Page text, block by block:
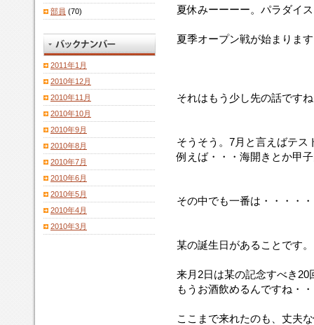
夏休みーーーー。パラダイ
夏季オープン戦が始まりま
それはもう少し先の話です
そうそう。7月と言えばテス
例えば・・・海開きとか甲
その中でも一番は・・・・
某の誕生日があることです
来月2日は某の記念すべき20
もうお酒飲めるんですね・
ここまで来れたのも、丈夫
部員 (70)
2011年1月
2010年12月
2010年11月
2010年10月
2010年9月
2010年8月
2010年7月
2010年6月
2010年5月
2010年4月
2010年3月